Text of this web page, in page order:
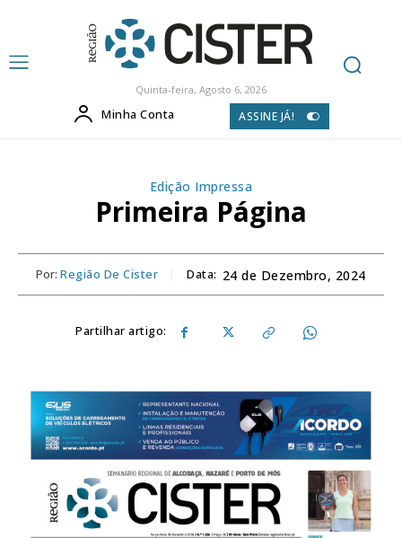
Quinta-feira, Agosto 6, 2026
Minha Conta ASSINE JÁ!
Edição Impressa
Primeira Página
Por: Região De Cister Data: 24 de Dezembro, 2024
Partilhar artigo: